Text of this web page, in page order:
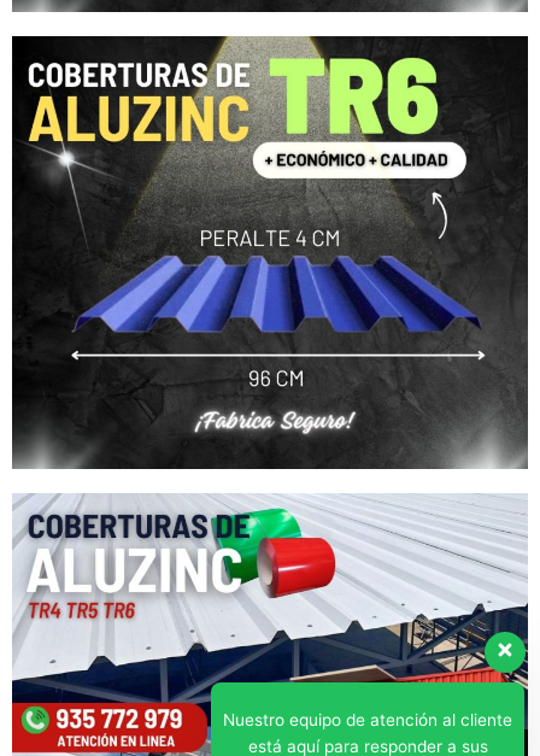
Nuestro equipo de atención al cliente
está aquí para responder a sus